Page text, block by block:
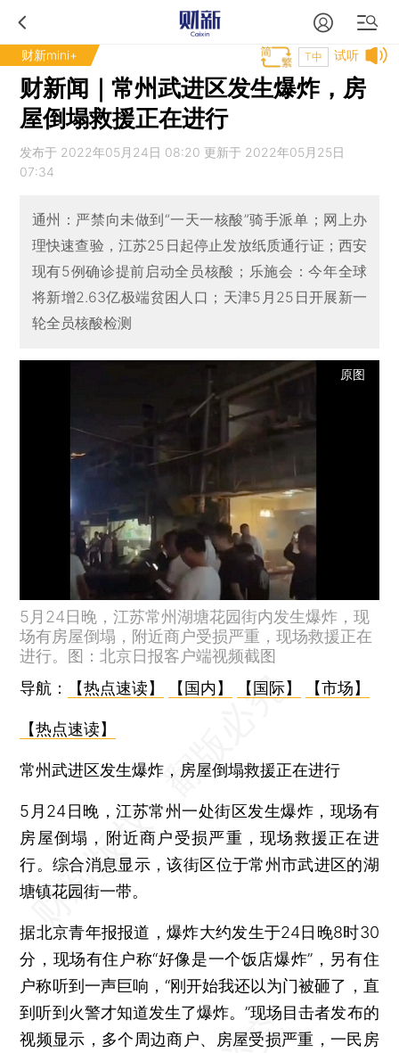
财新mini+ 试听
T中
财新闻｜常州武进区发生爆炸，房
屋倒塌救援正在进行
发布于 2022年05月24日 08:20 更新于 2022年05月25日
07:34
通州：严禁向未做到“一天一核酸”骑手派单；网上办
理快速查验，江苏25日起停止发放纸质通行证；西安
现有5例确诊提前启动全员核酸；乐施会：今年全球
将新增2.63亿极端贫困人口；天津5月25日开展新一
轮全员核酸检测
原图
5月24日晚，江苏常州湖塘花园街内发生爆炸，现
场有房屋倒塌，附近商户受损严重，现场救援正在
进行。图：北京日报客户端视频截图
导航：
【热点速读】 【国内】 【国际】 【市场】
【热点速读】
常州武进区发生爆炸，房屋倒塌救援正在进行
5月24日晚，江苏常州一处街区发生爆炸，现场有
房屋倒塌，附近商户受损严重，现场救援正在进
行。综合消息显示，该街区位于常州市武进区的湖
塘镇花园街一带。
据北京青年报报道，爆炸大约发生于24日晚8时30
分，现场有住户称“好像是一个饭店爆炸”，另有住
户称听到一声巨响，“刚开始我还以为门被砸了，直
到听到火警才知道发生了爆炸。”现场目击者发布的
视频显示，多个周边商户、房屋受损严重，一民房